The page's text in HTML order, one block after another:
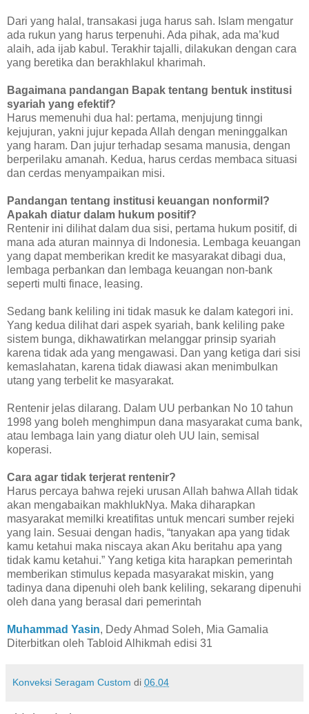
Dari yang halal, transakasi juga harus sah. Islam mengatur
ada rukun yang harus terpenuhi. Ada pihak, ada ma’kud
alaih, ada ijab kabul. Terakhir tajalli, dilakukan dengan cara
yang beretika dan berakhlakul kharimah.
Bagaimana pandangan Bapak tentang bentuk institusi
syariah yang efektif?
Harus memenuhi dua hal: pertama, menjujung tinngi
kejujuran, yakni jujur kepada Allah dengan meninggalkan
yang haram. Dan jujur terhadap sesama manusia, dengan
berperilaku amanah. Kedua, harus cerdas membaca situasi
dan cerdas menyampaikan misi.
Pandangan tentang institusi keuangan nonformil?
Apakah diatur dalam hukum positif?
Rentenir ini dilihat dalam dua sisi, pertama hukum positif, di
mana ada aturan mainnya di Indonesia. Lembaga keuangan
yang dapat memberikan kredit ke masyarakat dibagi dua,
lembaga perbankan dan lembaga keuangan non-bank
seperti multi finace, leasing.
Sedang bank keliling ini tidak masuk ke dalam kategori ini.
Yang kedua dilihat dari aspek syariah, bank keliling pake
sistem bunga, dikhawatirkan melanggar prinsip syariah
karena tidak ada yang mengawasi. Dan yang ketiga dari sisi
kemaslahatan, karena tidak diawasi akan menimbulkan
utang yang terbelit ke masyarakat.
Rentenir jelas dilarang. Dalam UU perbankan No 10 tahun
1998 yang boleh menghimpun dana masyarakat cuma bank,
atau lembaga lain yang diatur oleh UU lain, semisal
koperasi.
Cara agar tidak terjerat rentenir?
Harus percaya bahwa rejeki urusan Allah bahwa Allah tidak
akan mengabaikan makhlukNya. Maka diharapkan
masyarakat memilki kreatifitas untuk mencari sumber rejeki
yang lain. Sesuai dengan hadis, “tanyakan apa yang tidak
kamu ketahui maka niscaya akan Aku beritahu apa yang
tidak kamu ketahui.” Yang ketiga kita harapkan pemerintah
memberikan stimulus kepada masyarakat miskin, yang
tadinya dana dipenuhi oleh bank keliling, sekarang dipenuhi
oleh dana yang berasal dari pemerintah
Muhammad Yasin, Dedy Ahmad Soleh, Mia Gamalia
Diterbitkan oleh Tabloid Alhikmah edisi 31
Konveksi Seragam Custom di 06.04